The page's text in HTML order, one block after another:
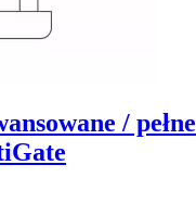
/ pełne